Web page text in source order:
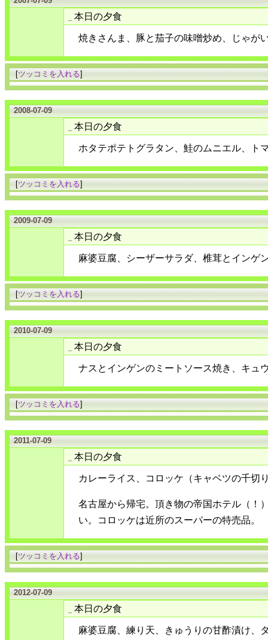
本日の夕食
焼きさんま、豚と茄子の味噌炒め、じゃが
[ツッコミを入れる]
2008-07-09
本日の夕食
ホタテポテトグラタン、鮭のムニエル、ト
[ツッコミを入れる]
2009-07-09
本日の夕食
麻婆豆腐、シーザーサラダ、椎茸とインゲ
[ツッコミを入れる]
2010-07-09
本日の夕食
ナスとインゲンのミートソース焼き、キュ
[ツッコミを入れる]
2011-07-09
本日の夕食
カレーライス、コロッケ（キャベツの千切
名古屋から帰宅。頂き物の帝国ホテル（！
い。コロッケは近所のスーパーの特売品。
[ツッコミを入れる]
2012-07-09
本日の夕食
麻婆豆腐、練り天、きゅうりの甘酢漬け、